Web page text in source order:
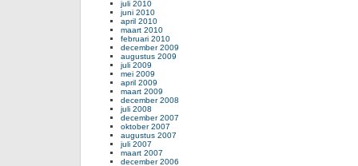
juli 2010
juni 2010
april 2010
maart 2010
februari 2010
december 2009
augustus 2009
juli 2009
mei 2009
april 2009
maart 2009
december 2008
juli 2008
december 2007
oktober 2007
augustus 2007
juli 2007
maart 2007
december 2006